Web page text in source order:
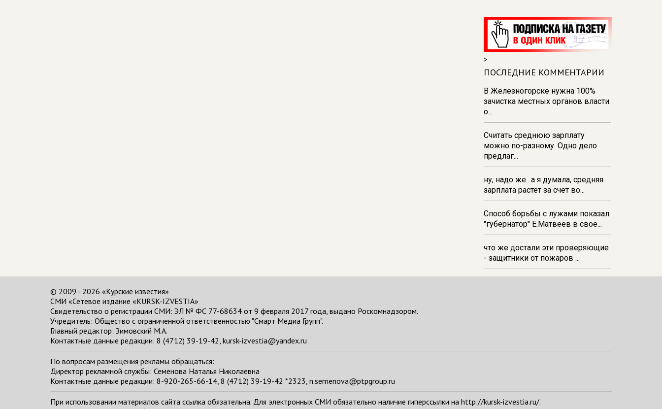
Карла Маркса
12:17
В Курске прокуратура
добивается возмещения для
девочки - подростка ущерба за
побои
11:58В Курской области
обрушившаяся стена повлекла
возбуждение уголовного дела в
отношении ИП
11:52В Курске прокуратура
добивается выплаты более 1 млн
рублей зарплаты 32-м
работникам
>
ПОСЛЕДНИЕ КОММЕНТАРИИ
В Железногорске нужна 100%
зачистка местных органов власти
о...
Считать среднюю зарплату
можно по-разному. Одно дело
предлаг...
ну, надо же.. а я думала, средняя
зарплата растёт за счёт во...
Способ борьбы с лужами показал
"губернатор" Е.Матвеев в свое...
что же достали эти проверяющие
- защитники от пожаров ...
© 2009 - 2026 «Курские известия»
СМИ «Сетевое издание «KURSK-IZVESTIA»
Свидетельство о регистрации СМИ: ЭЛ № ФС 77-68634 от 9 февраля 2017 года, выдано Роскомнадзором.
Учредитель: Общество с ограниченной ответственностью "Смарт Медиа Групп".
Главный редактор: Зимовский М.А.
Контактные данные редакции: 8 (4712) 39-19-42, kursk-izvestia@yandex.ru
По вопросам размещения рекламы обращаться:
Директор рекламной службы: Семенова Наталья Николаевна
Контактные данные редакции: 8-920-265-66-14, 8 (4712) 39-19-42 *2323, n.semenova@ptpgroup.ru
При использовании материалов сайта ссылка обязательна. Для электронных СМИ обязательно наличие гиперссылки на http://kursk-izvestia.ru/.